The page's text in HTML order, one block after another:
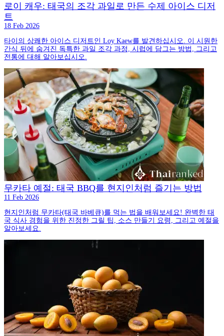
로이 캐우: 태국의 조각 과일로 만든 수제 아이스 디저
트
18 Feb 2026
타이의 상쾌한 아이스 디저트인 Loy Kaew를 발견하십시오. 이 시원한
간식 뒤에 숨겨진 독특한 과일 조각 과정, 시럽에 담그는 방법, 그리고
전통에 대해 알아보십시오.
무카타 예절: 태국 BBQ를 현지인처럼 즐기는 방법
11 Feb 2026
현지인처럼 무카타(태국 바베큐)를 먹는 법을 배워보세요! 완벽한 태
국 식사 경험을 위한 진정한 그릴 팁, 소스 만들기 요령, 그리고 예절을
알아보세요.